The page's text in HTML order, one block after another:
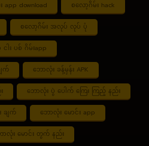
app download စလော့ဂိမ်း hack
စလော့ဂိမ်း အလုပ် လုပ် ပုံ
ါး ပစ် ဂိမ်းapp
ျက် ဘောလုံး ခန့်မှန်း APK
ဘောလုံး ပွဲ ပေါက် ကြေး ကြည့် နည်း
ချက် ဘောလုံး မောင်း app
ာလုံး မောင်း တွက် နည်း